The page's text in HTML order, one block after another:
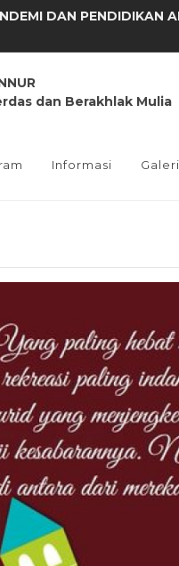
DAN PENDIDIKAN
NEGERI
PADA “PUKULAN
IBU-IBU YANG
diknas untuk
dan Berakhlak Mulia
Informasi Galeri